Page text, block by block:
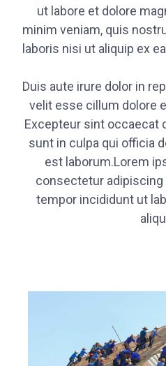
ut labore et dolore
minim veniam, quis
laboris nisi ut aliquip ex
Duis aute irure dolor in
velit esse cillum dolore
Excepteur sint occaecat
sunt in culpa qui officia
est laborum.Lorem
consectetur adipiscing
tempor incididunt ut